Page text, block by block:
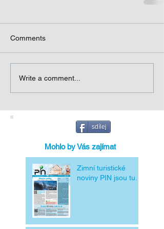
Mohlo by Vás zajímat
sdílej
Zimní turistické
noviny PIN jsou tu.
Comments
Write a comment...